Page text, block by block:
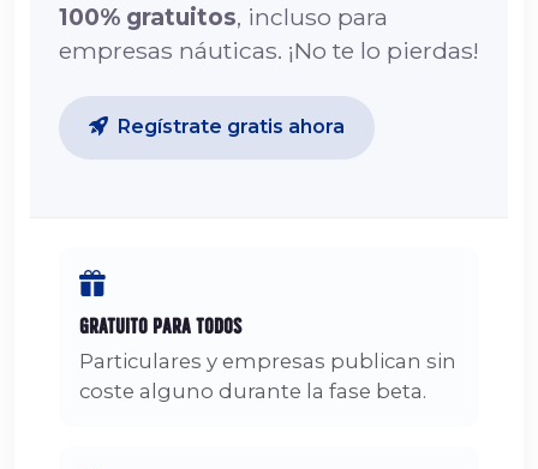
100% gratuitos, incluso para
empresas náuticas. ¡No te lo pierdas!
Regístrate gratis ahora
Gratuito para Todos
Particulares y empresas publican sin
coste alguno durante la fase beta.